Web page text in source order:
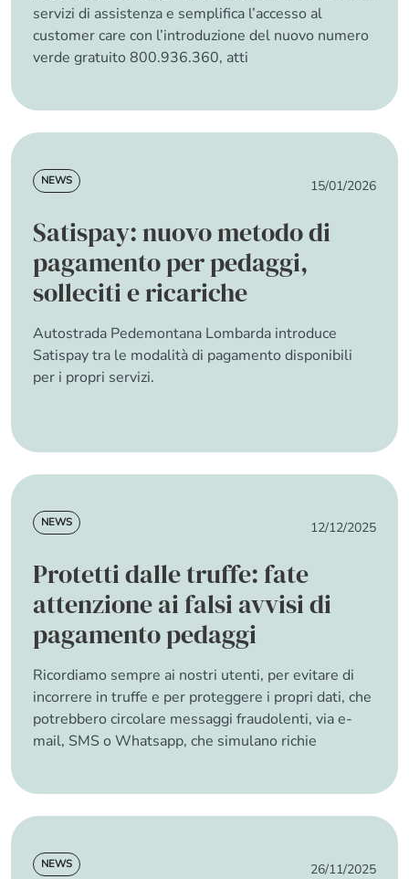
servizi di assistenza e semplifica l’accesso al
customer care con l’introduzione del nuovo numero
verde gratuito 800.936.360, atti
News
NEWS 15/01/2026
Satispay: nuovo metodo di
pagamento per pedaggi,
solleciti e ricariche
Autostrada Pedemontana Lombarda introduce
Satispay tra le modalità di pagamento disponibili
per i propri servizi.
News
NEWS 12/12/2025
Protetti dalle truffe: fate
attenzione ai falsi avvisi di
pagamento pedaggi
Ricordiamo sempre ai nostri utenti, per evitare di
incorrere in truffe e per proteggere i propri dati, che
potrebbero circolare messaggi fraudolenti, via e-
mail, SMS o Whatsapp, che simulano richie
News
NEWS 26/11/2025